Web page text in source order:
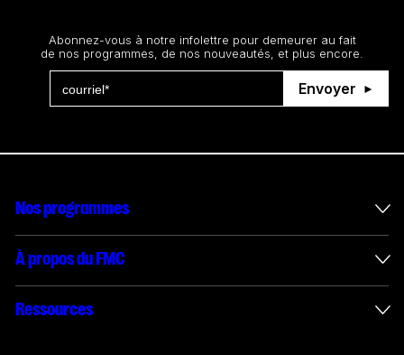
Abonnez-vous à notre infolettre pour demeurer au fait
de nos programmes, de nos nouveautés, et plus encore.
Envoyer
Nos programmes
Mesures incitatives internationales
Administration des enveloppes
À propos du FMC
À propos du FMC
Ressources